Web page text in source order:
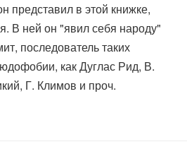
представил в этой книжке,
В ней он "явил себя народу"
последователь таких
как Дуглас Рид, В.
Г. Климов и проч.